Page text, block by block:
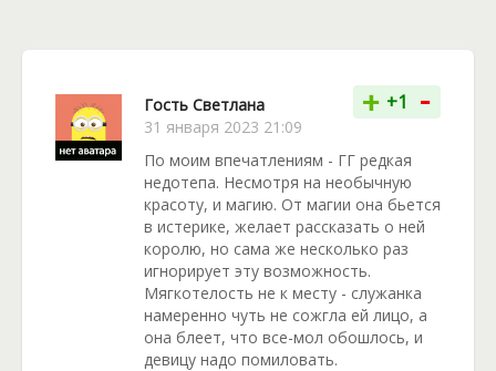
счастливый финал ждут читателей этой истории.
Роман читается легко и непринужденно. Хочется
узнать все тайны семьи главной героини, доброй и
сильной духом девушки. Давайте посмотрим, чем
увенчается история девшки-полукровки и
воинственного красавца из рода чёрных ягуаров!
Гость Светлана
31 января 2023 21:09
+ +1 -
По моим впечатлениям - ГГ редкая
недотепа. Несмотря на необычную
красоту, и магию. От магии она бьется
в истерике, желает рассказать о ней
королю, но сама же несколько раз
игнорирует эту возможность.
Мягкотелость не к месту - служанка
намеренно чуть не сожгла ей лицо, а
она блеет, что все-мол обошлось, и
девицу надо помиловать.